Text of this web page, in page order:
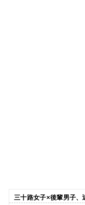
三十路女子×後輩男子、